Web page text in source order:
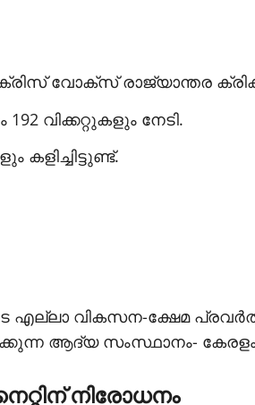
വോക്‌സ് രാജ്യാന്തര
വിക്കറ്റുകളും നേടി.
കളിച്ചിട്ടുണ്ട്.
എല്ലാ വികസന-ക്ഷേമ
ആദ്യ സംസ്ഥാനം-
നിരോധനം